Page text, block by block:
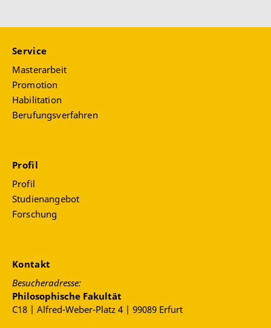
Service
Masterarbeit
Promotion
Habilitation
Berufungsverfahren
Profil
Profil
Studienangebot
Forschung
Kontakt
Besucheradresse:
Philosophische Fakultät
C18 | Alfred-Weber-Platz 4 | 99089 Erfurt